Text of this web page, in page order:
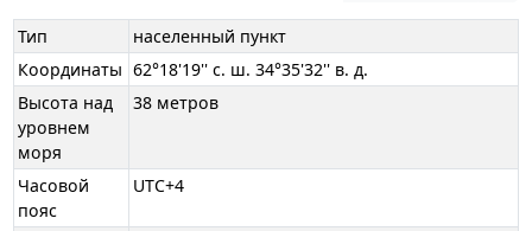
Тип
населенный пункт
Координаты 62°18'19'' с. ш. 34°35'32'' в. д.
Высота над
уровнем
моря
38 метров
Часовой
пояс
UTC+4